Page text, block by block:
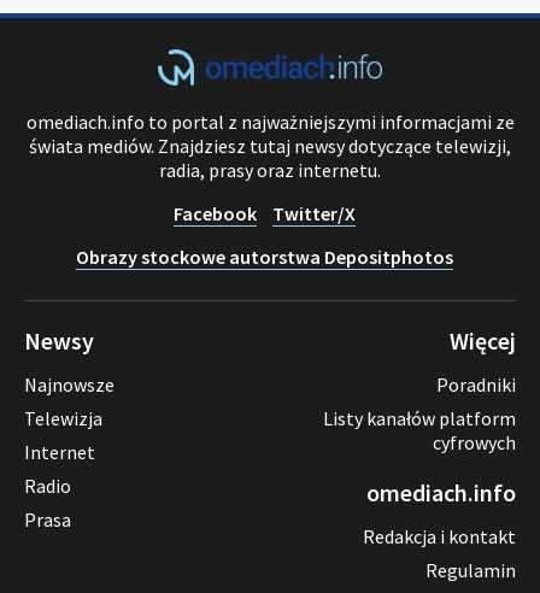
omediach.info to portal z najważniejszymi informacjami ze
świata mediów. Znajdziesz tutaj newsy dotyczące telewizji,
radia, prasy oraz internetu.
Facebook
Twitter/X
Obrazy stockowe autorstwa Depositphotos
Newsy
Najnowsze
Telewizja
Internet
Radio
Prasa
Więcej
Poradniki
Listy kanałów platform
cyfrowych
omediach.info
Redakcja i kontakt
Regulamin